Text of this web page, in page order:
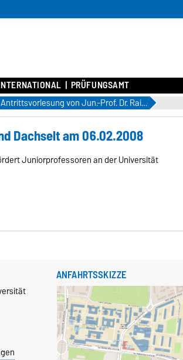
PRÜFUNGSAMT
Antrittsvorlesung von Jun.-Prof. Dr. Raimund Dachselt am 06.02.2008
Dachselt am 06.02.2008
Juniorprofessoren an der Universität
ANFAHRTSSKIZZE